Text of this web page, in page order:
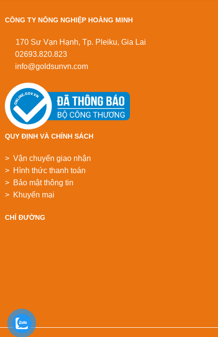
CÔNG TY NÔNG NGHIỆP HOÀNG MINH
170 Sư Vạn Hạnh, Tp. Pleiku, Gia Lai
02693.820.823
info@goldsunvn.com
QUY ĐỊNH VÀ CHÍNH SÁCH
> Vận chuyển giao nhận
> Hình thức thanh toán
> Bảo mật thông tin
> Khuyển mại
CHỈ ĐƯỜNG